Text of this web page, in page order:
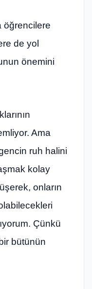
öğrencilere
de yol
önemini
Ama
ruh halini
kolay
onların
Çünkü
bütünün